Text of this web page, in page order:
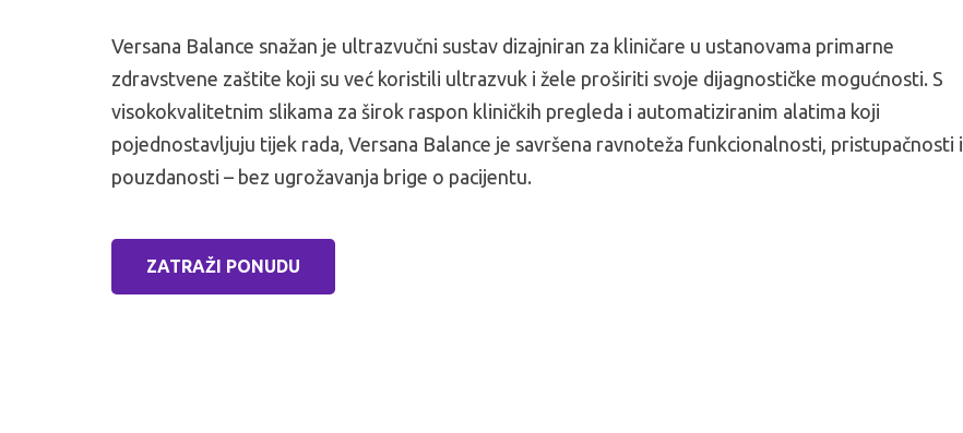
Versana Balance snažan je ultrazvučni sustav dizajniran za kliničare u ustanovama primarne
zdravstvene zaštite koji su već koristili ultrazvuk i žele proširiti svoje dijagnostičke mogućnosti. S
visokokvalitetnim slikama za širok raspon kliničkih pregleda i automatiziranim alatima koji
pojednostavljuju tijek rada, Versana Balance je savršena ravnoteža funkcionalnosti, pristupačnosti i
pouzdanosti – bez ugrožavanja brige o pacijentu.
ZATRAŽI PONUDU